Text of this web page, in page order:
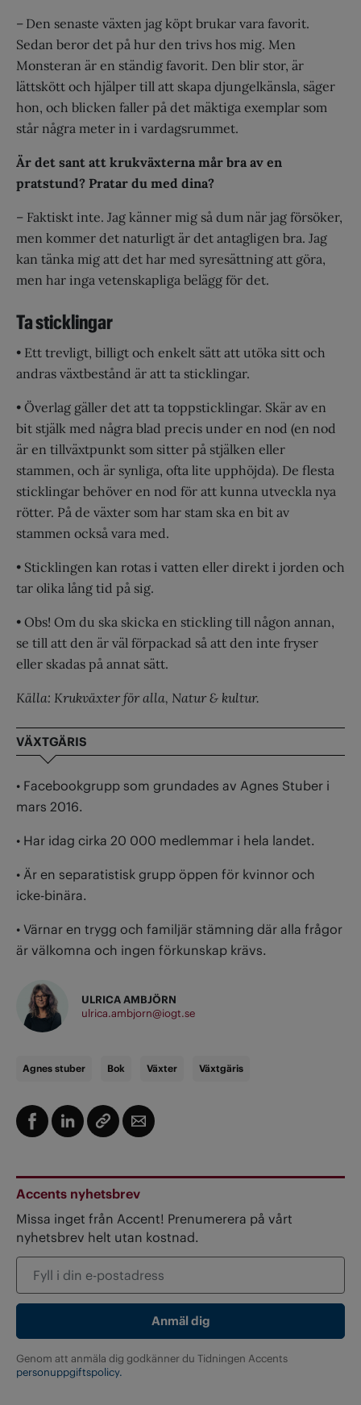
– Den senaste växten jag köpt brukar vara favorit.
Sedan beror det på hur den trivs hos mig. Men
Monsteran är en ständig favorit. Den blir stor, är
lättskött och hjälper till att skapa djungelkänsla, säger
hon, och blicken faller på det mäktiga exemplar som
står några meter in i vardagsrummet.
Är det sant att krukväxterna mår bra av en
pratstund? Pratar du med dina?
– Faktiskt inte. Jag känner mig så dum när jag försöker,
men kommer det naturligt är det antagligen bra. Jag
kan tänka mig att det har med syresättning att göra,
men har inga vetenskapliga belägg för det.
Ta sticklingar
• Ett trevligt, billigt och enkelt sätt att utöka sitt och
andras växtbestånd är att ta sticklingar.
• Överlag gäller det att ta toppsticklingar. Skär av en
bit stjälk med några blad precis under en nod (en nod
är en tillväxtpunkt som sitter på stjälken eller
stammen, och är synliga, ofta lite upphöjda). De flesta
sticklingar behöver en nod för att kunna utveckla nya
rötter. På de växter som har stam ska en bit av
stammen också vara med.
• Sticklingen kan rotas i vatten eller direkt i jorden och
tar olika lång tid på sig.
• Obs! Om du ska skicka en stickling till någon annan,
se till att den är väl förpackad så att den inte fryser
eller skadas på annat sätt.
Källa: Krukväxter för alla, Natur & kultur.
VÄXTGÄRIS
• Facebookgrupp som grundades av Agnes Stuber i
mars 2016.
• Har idag cirka 20 000 medlemmar i hela landet.
• Är en separatistisk grupp öppen för kvinnor och
icke-binära.
• Värnar en trygg och familjär stämning där alla frågor
är välkomna och ingen förkunskap krävs.
ULRICA AMBJÖRN
ulrica.ambjorn@iogt.se
Agnes stuber Bok Växter Växtgäris
Accents nyhetsbrev
Missa inget från Accent! Prenumerera på vårt
nyhetsbrev helt utan kostnad.
Genom att anmäla dig godkänner du Tidningen Accents
personuppgiftspolicy.